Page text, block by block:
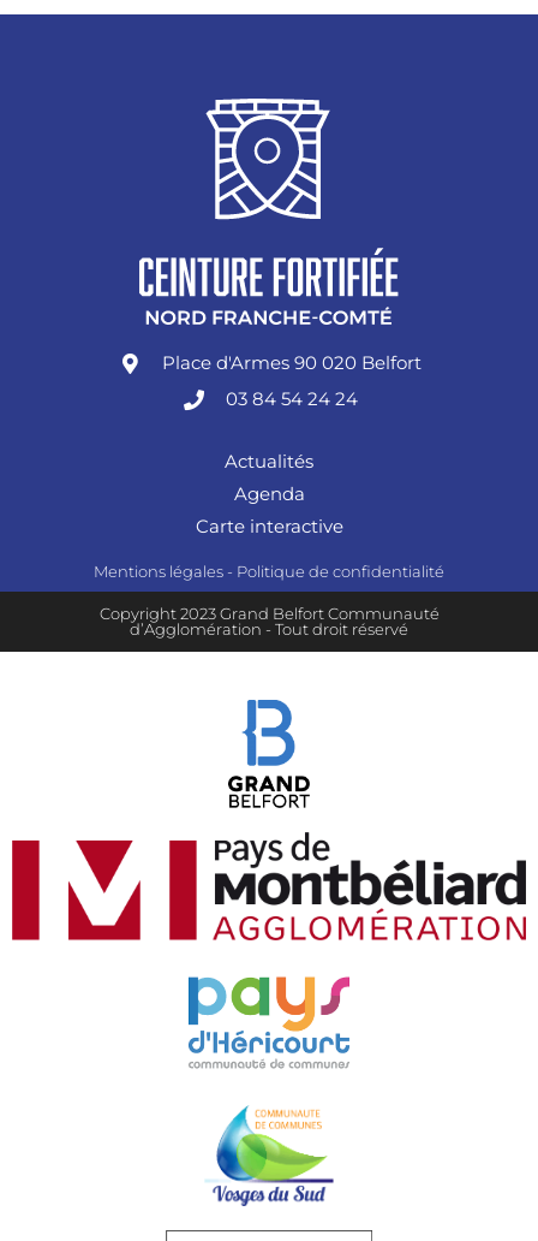
Place d'Armes 90 020 Belfort
03 84 54 24 24
Actualités
Agenda
Carte interactive
Mentions légales - Politique de confidentialité
Copyright 2023 Grand Belfort Communauté
d’Agglomération - Tout droit réservé